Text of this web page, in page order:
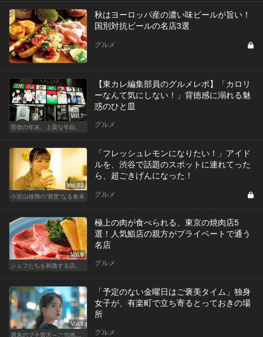
秋はヨーロッパ産の濃い味ビールが旨い！
国別対抗ビールの名店3選
グルメ
Vol.7
背徳の年末、上質な年始。
【東カレ編集部員のグルメレポ】「カロリ
ーなんて気にしない！」背徳感に溺れる魅
惑のひと皿
グルメ
Vol.52
小宮山雄飛の“英世”なる食卓
「フレッシュレモンになりたい！」アイド
ルを、渋谷で話題のスポットに連れてった
ら、超ごきげんになった！
グルメ
Vol.9
シェフたちを刺激する店。
極上の肉が食べられる、東京の焼肉店5
選！人気鮨店の親方がプライベートで通う
名店
グルメ
Vol.1
「予定のない金曜日はご褒美タイム」独身
女子が、有楽町で立ち寄るとっておきの場
所
グルメ